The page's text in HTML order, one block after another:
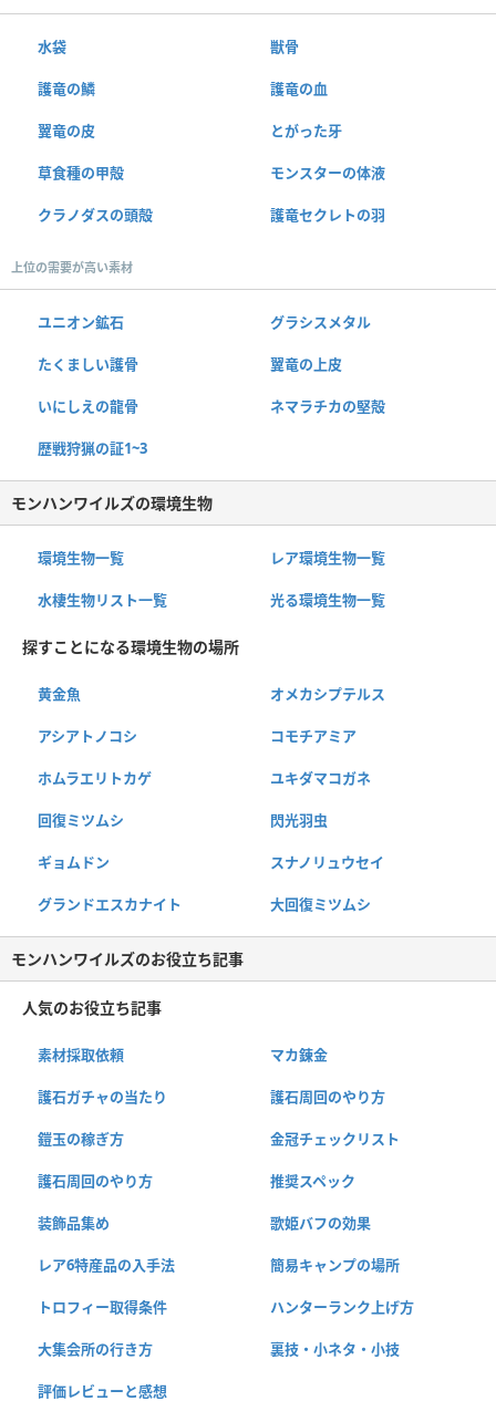
水袋 獣骨
護竜の鱗 護竜の血
翼竜の皮 とがった牙
草食種の甲殻 モンスターの体液
クラノダスの頭殻 護竜セクレトの羽
上位の需要が高い素材
ユニオン鉱石 グラシスメタル
たくましい護骨 翼竜の上皮
いにしえの龍骨 ネマラチカの堅殻
歴戦狩猟の証1~3
モンハンワイルズの環境生物
環境生物一覧 レア環境生物一覧
水棲生物リスト一覧 光る環境生物一覧
探すことになる環境生物の場所
黄金魚 オメカシプテルス
アシアトノコシ コモチアミア
ホムラエリトカゲ ユキダマコガネ
回復ミツムシ 閃光羽虫
ギョムドン スナノリュウセイ
グランドエスカナイト 大回復ミツムシ
モンハンワイルズのお役立ち記事
人気のお役立ち記事
素材採取依頼 マカ錬金
護石ガチャの当たり 護石周回のやり方
鎧玉の稼ぎ方 金冠チェックリスト
護石周回のやり方 推奨スペック
装飾品集め 歌姫バフの効果
レア6特産品の入手法 簡易キャンプの場所
トロフィー取得条件 ハンターランク上げ方
大集会所の行き方 裏技・小ネタ・小技
評価レビューと感想